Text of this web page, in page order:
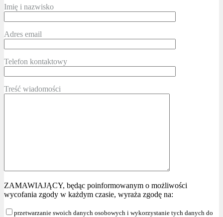
Imię i nazwisko
Adres email
Telefon kontaktowy
Treść wiadomości
ZAMAWIAJĄCY, będąc poinformowanym o możliwości
wycofania zgody w każdym czasie, wyraża zgodę na:
przetwarzanie swoich danych osobowych i wykorzystanie tych danych do